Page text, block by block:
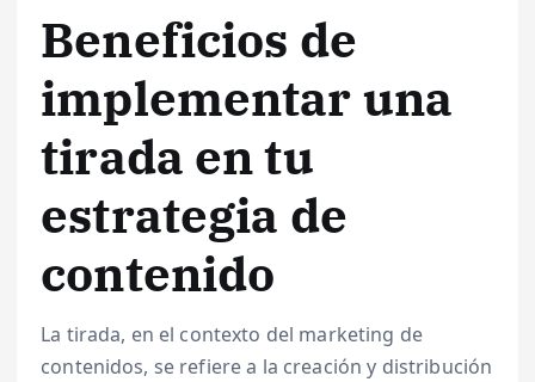
Beneficios de
implementar una
tirada en tu
estrategia de
contenido
La tirada, en el contexto del marketing de
contenidos, se refiere a la creación y distribución